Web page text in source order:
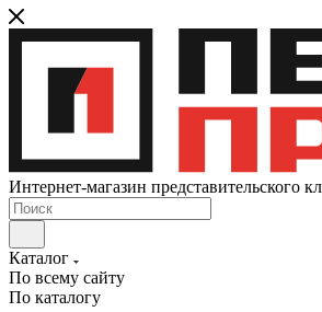
Интернет-магазин представительского
Каталог
По всему сайту
По каталогу